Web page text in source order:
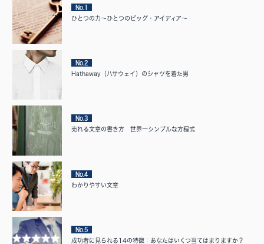
No.1
ひとつの力〜ひとつのビッグ・アイディア〜
No.2
Hathaway（ハサウェイ）のシャツを着た男
No.3
売れる文章の書き方 世界一シンプルな方程式
No.4
わかりやすい文章
No.5
成功者に見られる14の特徴：あなたはいくつ当てはまりますか？